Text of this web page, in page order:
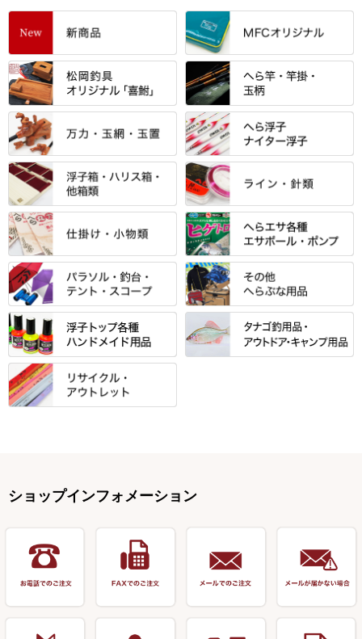
すべて
「雅（みやび）」シリーズ・エ
ントＰＬＵＳシリーズ
エントラント・ＳＰＷシリーズ
スモールクロコダイルシリーズ
エクセーヌ・スエードシリーズ
バッグ・小物ケース・ワッペン
クッション・シート・スカー
ト・エプロン
保護ケース
アクリルシリーズ・アクセサリ
すべて
「至高」シリーズ
万力付お膳
クワセ皿・コブ皿・角皿
浮子筒・浮子箱・ハリス箱・玉
ノ柄スタンド
小物箱・うどん箱・うどん皿
ハサミケース
カウンター
針外し・糸ほどき
すべて
シマノ
ダイワ
がまかつ
サクラ・NISSIN・合成竿・他
光竹作 カーボン竿掛・玉ノ柄
匠絆・かちどき・旋（めぐ
る）・千望・千尋・悠月・その
他
すべて
当店オリジナル「勝俊」作
光竹 製品
松村作（万力）
松村作（先受・その他）
万久作
岐山 製品
逍遥（しょうよう）
玉網（高級品）
替網・仕付糸
玉置（高級品）
すべて
忠相・一志
昴 ・TOMO
りきや ・ 大祐
心也・士天・狂鬼
伊吹 ・ SATTO
KEN∑HI【ケンシ】
すべて
金鯱 シリーズ
浮子箱
浮子立て・浮子筒
ハリスケース
仕掛箱・小物箱
ハリスメジャー系
すべて
東レ・ラーヂ
サンライン ・ ダン
鬼掛・MARUTO
すべて
ウキ止めストッパー・糸・チュ
ーブ
ウキゴム 遊動式
松葉仕掛用
底取りアイテム
ハサミ
すべて
マルキュー 麩系
マルキュー その他
ポンプ絞り器・ポンプ類
すべて
パラソル
テント
リーズ
釣台 釣宝・その他
すべて
バック＆ロッドケース
偏光サングラス
小物ケース・保護ケース
すべて
浮子用素材
塗料用 筆
装飾品
リサイクル 竹竿（～19,999円）
リサイクル 竹竿（深山）
リサイクル 浮子
ショップインフォメーション